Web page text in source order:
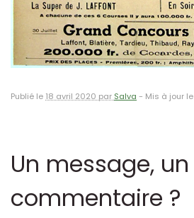
Publié le 18 avril 2020 par Salva - Mis à jour le
Un message, un
commentaire ?